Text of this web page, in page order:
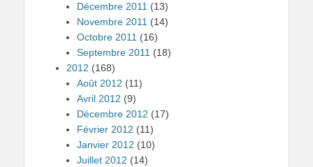
Décembre 2011 (13)
Novembre 2011 (14)
Octobre 2011 (16)
Septembre 2011 (18)
2012 (168)
Août 2012 (11)
Avril 2012 (9)
Décembre 2012 (17)
Février 2012 (11)
Janvier 2012 (10)
Juillet 2012 (14)